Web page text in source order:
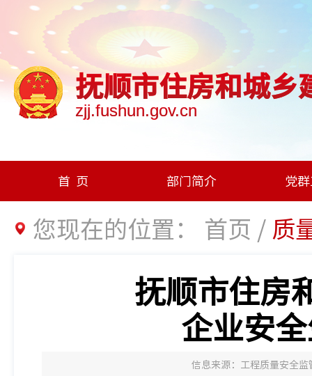
抚顺市住房和城乡
zjj.fushun.gov.cn
首页 部门简介 党
您现在的位置： 首页 /质
抚顺市住房
企业安
信息来源：工程质量安全监